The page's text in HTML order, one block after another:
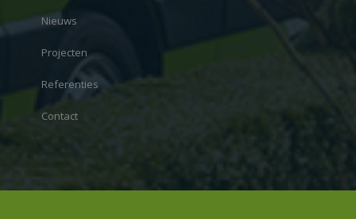
Nieuws
Projecten
Referenties
Contact